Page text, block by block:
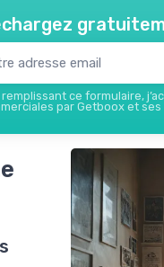
remplissant ce formulaire,
par Getboox et